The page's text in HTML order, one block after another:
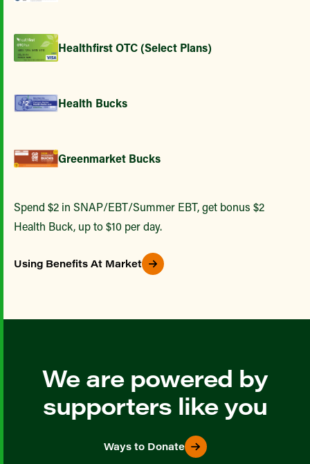
Healthfirst OTC (Select Plans)
Health Bucks
Greenmarket Bucks
Spend $2 in SNAP/EBT/Summer EBT, get bonus $2
Health Buck, up to $10 per day.
Using Benefits At Market
We are powered by
supporters like you
Ways to Donate